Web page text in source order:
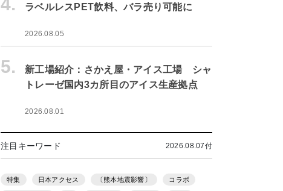
ラベルレスPET飲料、バラ売り可能に
2026.08.05
5.
新工場紹介：さかえ屋・アイス工場 シャ
トレーゼ国内3カ所目のアイス生産拠点
2026.08.01
注目キーワード 2026.08.07付
特集 日本アクセス 〔熊本地震影響〕 コラボ